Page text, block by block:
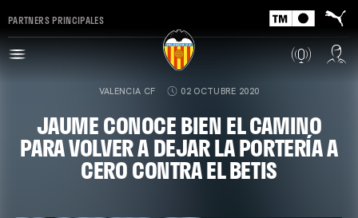
PARTNERS PRINCIPALES
VALENCIA CF 02 OCTUBRE 2020
JAUME CONOCE BIEN EL CAMINO
PARA VOLVER A DEJAR LA PORTERÍA A
CERO CONTRA EL BETIS